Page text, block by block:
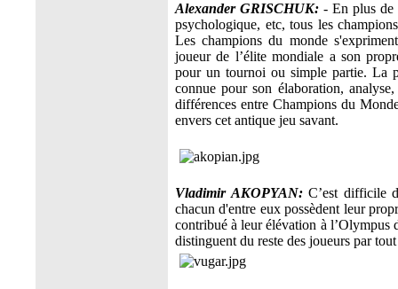
Alexander GRISCHUK:- En plus de
psychologique, etc, tous les
Les champions du monde
joueur de l’élite mondiale a son
pour un tournoi ou simple partie. La
connue pour son élaboration,
différences entre Champions du
envers cet antique jeu savant.
Vladimir AKOPYAN:C’est difficile
chacun d'entre eux possèdent leur
contribué à leur élévation à l’Olympus
distinguent du reste des joueurs par